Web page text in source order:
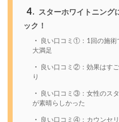
4
スターホワイトニング
ック！
良い口コミ①：1回の施術
大満足
良い口コミ②：効果はす
り
良い口コミ③：女性のス
が素晴らしかった
良い口コミ④：カウンセ